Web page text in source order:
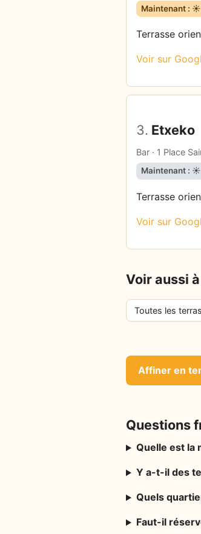
Maintenant :
Terrasse
Voir sur
3. Etxeko
Bar · 1 Place
Maintenant : ☀️
Terrasse
Voir sur
Voir aussi
Toutes les
Affiner en
Questions
Quelle est la
Y a-t-il des
Quels
Faut-il